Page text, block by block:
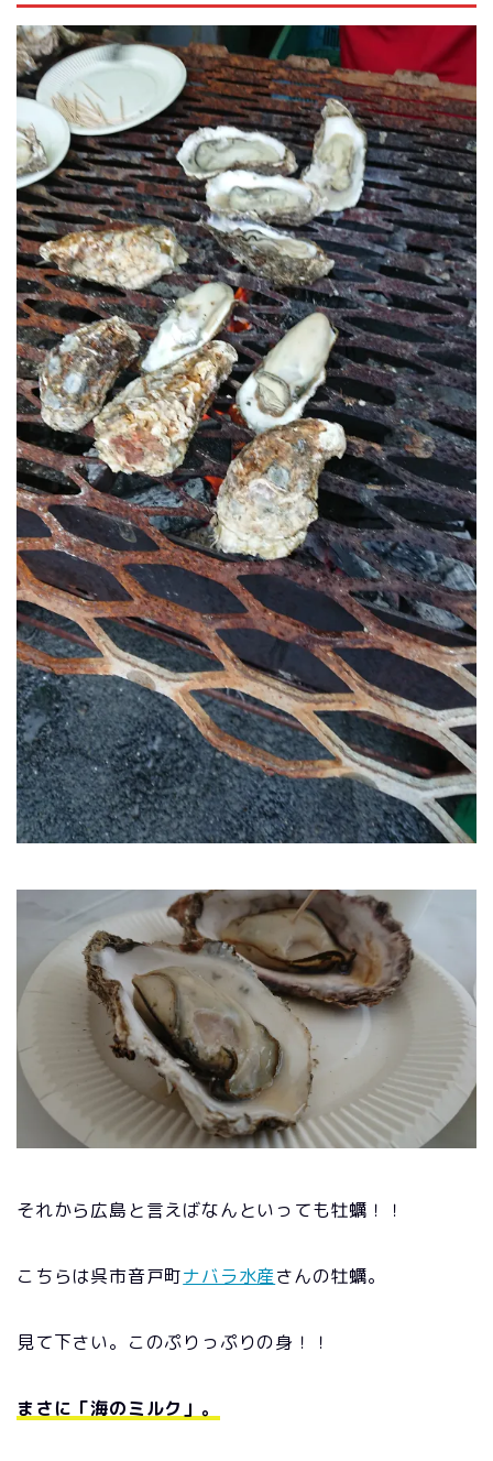
それから広島と言えばなんといっても牡蠣！！
こちらは呉市音戸町ナバラ水産さんの牡蠣。
見て下さい。このぷりっぷりの身！！
まさに「海のミルク」。